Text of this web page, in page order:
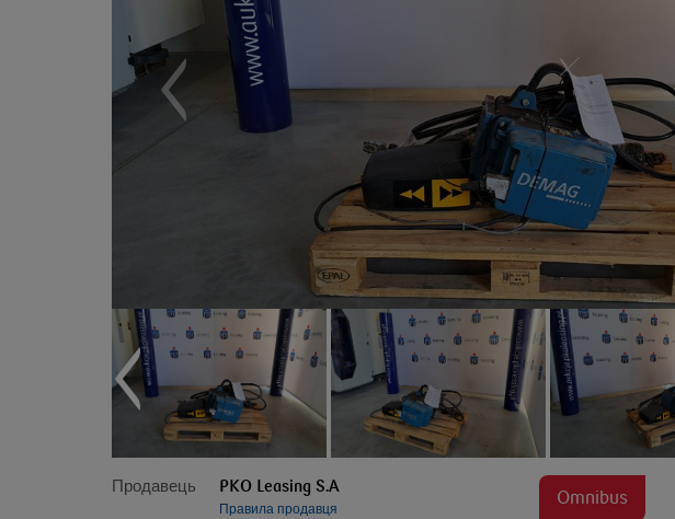
Продавець PKO Leasing S.A
Правила продавця
Omnibus